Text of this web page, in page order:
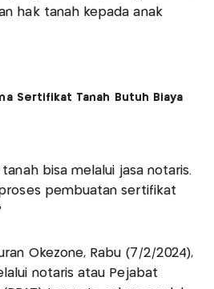
hak tanah kepada anak
Sertifikat Tanah Butuh Biaya
bisa melalui jasa notaris.
pembuatan sertifikat
Okezone, Rabu (7/2/2024),
notaris atau Pejabat